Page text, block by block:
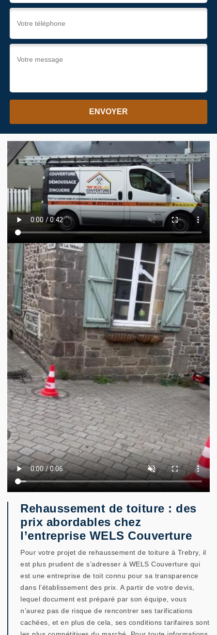
Rehaussement de toiture : des
prix abordables chez
l’entreprise WELS Couverture
Pour votre projet de rehaussement de toiture à Trebry, il
est plus prudent de s’adresser à WELS Couverture qui
est une entreprise de toit connu pour sa transparence
dans l’établissement des prix. A partir de votre devis,
lequel document est préparé par son équipe, vous
n’aurez pas de risque de rencontrer ses tarifications
cachées, et en plus de cela, ses conditions tarifaires sont